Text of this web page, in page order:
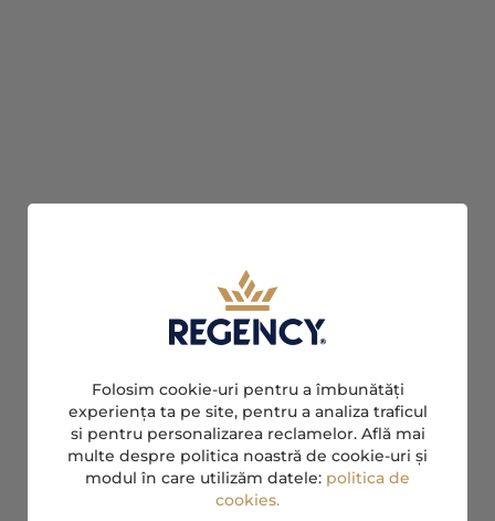
Folosim cookie-uri pentru a îmbunătăți
experiența ta pe site, pentru a analiza traficul
si pentru personalizarea reclamelor. Află mai
multe despre politica noastră de cookie-uri și
modul în care utilizăm datele: politica de
cookies.